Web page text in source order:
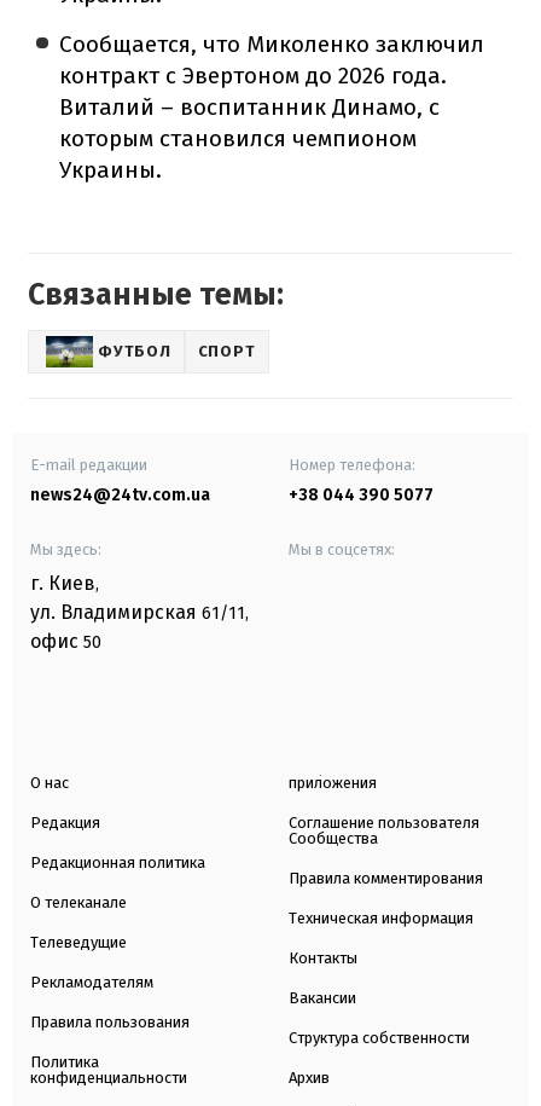
Сообщается, что Миколенко заключил
контракт с Эвертоном до 2026 года.
Виталий – воспитанник Динамо, с
которым становился чемпионом
Украины.
Связанные темы:
ФУТБОЛ СПОРТ
E-mail редакции
news24@24tv.com.ua
Номер телефона:
+38 044 390 5077
Мы здесь:
г. Киев,
ул. Владимирская 61/11,
офис 50
Мы в соцсетях:
О нас
Редакция
Редакционная политика
О телеканале
Телеведущие
Рекламодателям
Правила пользования
Политика
конфиденциальности
приложения
Соглашение пользователя
Сообщества
Правила комментирования
Техническая информация
Контакты
Вакансии
Структура собственности
Архив